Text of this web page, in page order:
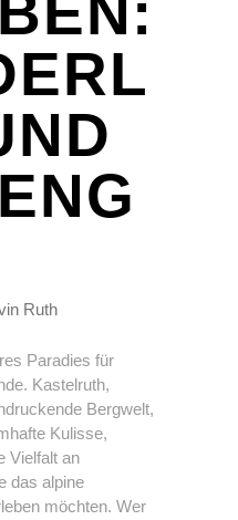
Ruth
Paradies für
Kastelruth,
Bergwelt,
Kulisse,
Vielfalt an
das alpine
möchten. Wer